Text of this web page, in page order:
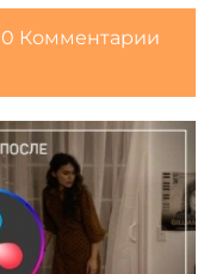
0 Комментарии